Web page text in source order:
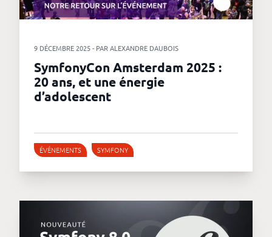
9 DÉCEMBRE 2025 - PAR ALEXANDRE DAUBOIS
SymfonyCon Amsterdam 2025 :
20 ans, et une énergie
d’adolescent
ÉVÉNEMENTS SYMFONY